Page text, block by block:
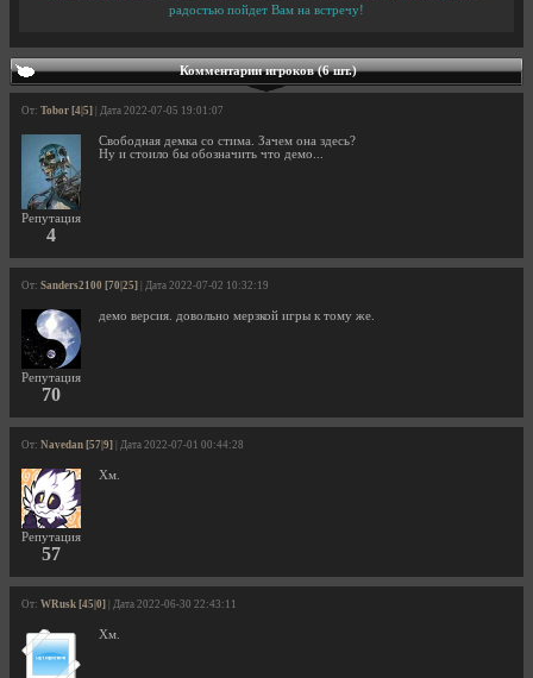
радостью пойдет Вам на встречу!
Комментарии игроков (6 шт.)
От: Tobor [4|5] | Дата 2022-07-05 19:01:07
Репутация
4
Свободная демка со стима. Зачем она здесь?
Ну и стоило бы обозначить что демо...
От: Sanders2100 [70|25] | Дата 2022-07-02 10:32:19
Репутация
70
демо версия. довольно мерзкой игры к тому же.
От: Navedan [57|9] | Дата 2022-07-01 00:44:28
Репутация
57
Хм.
От: WRusk [45|0] | Дата 2022-06-30 22:43:11
Хм.